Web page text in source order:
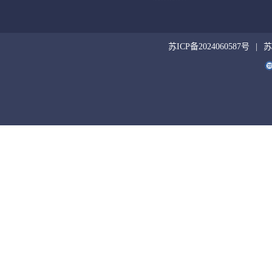
苏ICP备2024060587号